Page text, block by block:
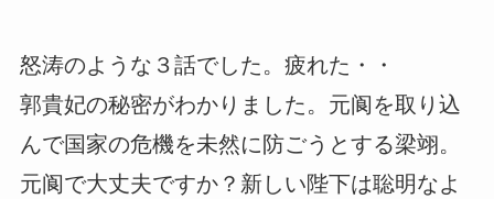
怒涛のような３話でした。疲れた・・
郭貴妃の秘密がわかりました。元阆を取り込
んで国家の危機を未然に防ごうとする梁翊。
元阆で大丈夫ですか？新しい陛下は聡明なよ